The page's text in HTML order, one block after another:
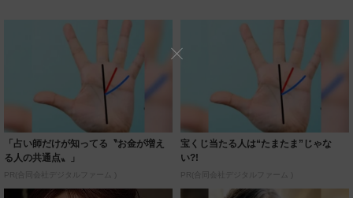
「占い師だけが知ってる〝お金が増え
る人の共通点〟」
PR(合同会社デジタルファーム )
宝くじ当たる人は“たまたま”じゃな
い?!
PR(合同会社デジタルファーム )